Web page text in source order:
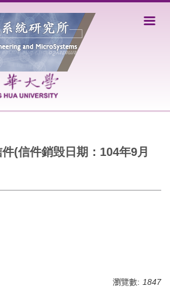
(信件銷毁日期：104年9月
瀏覽數: 1847